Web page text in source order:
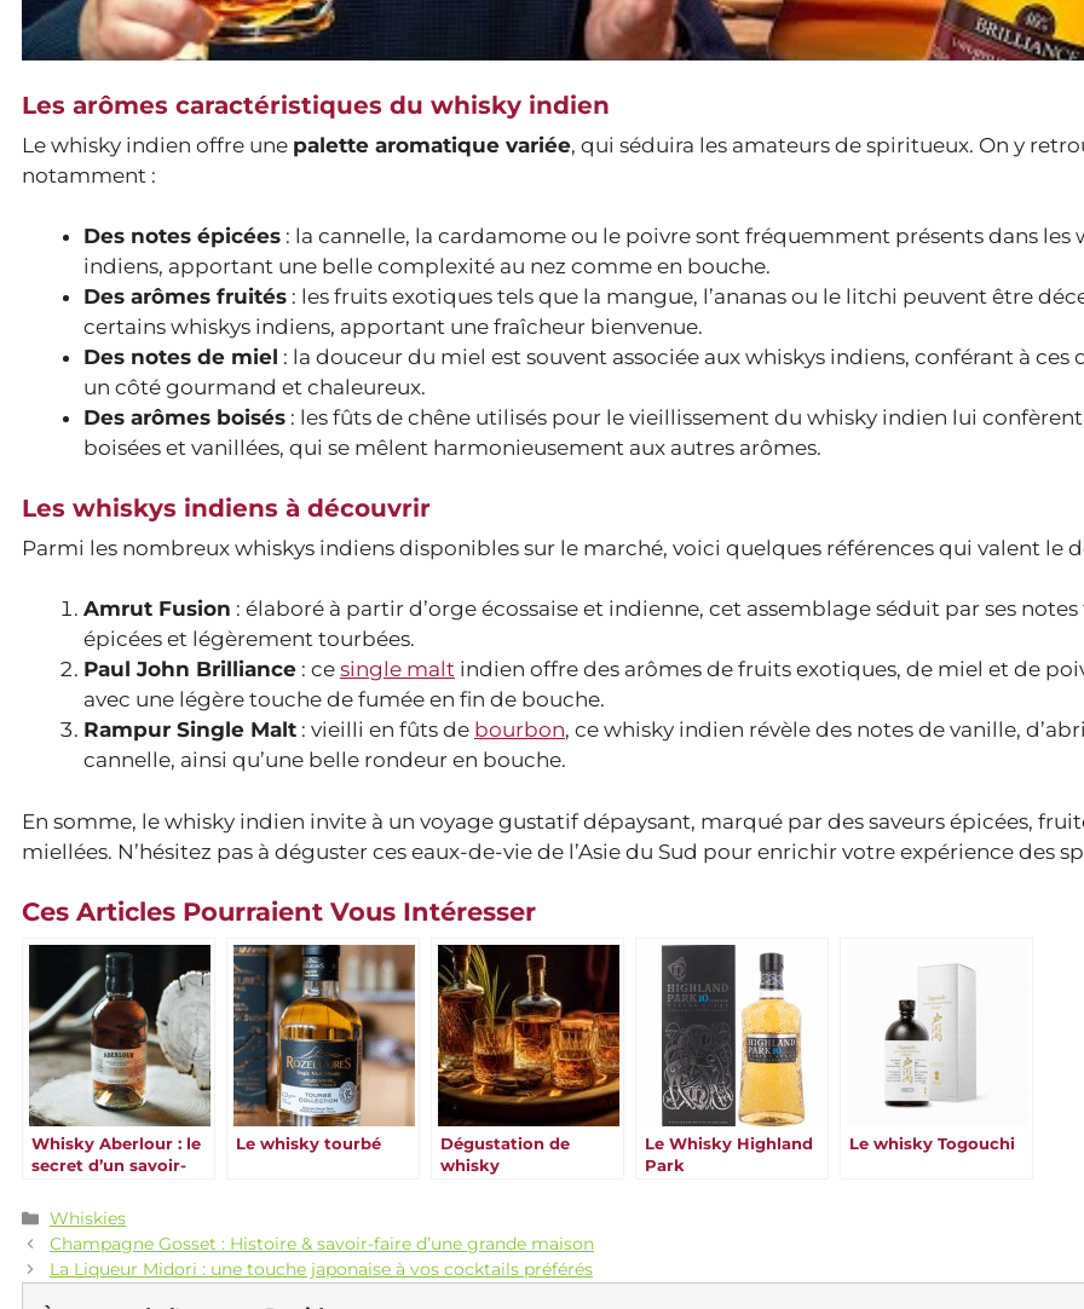
Les arômes caractéristiques du whisky indien
Le whisky indien offre une palette aromatique variée, qui séduira les amateurs de spiritueux. On y
notamment :
Des notes épicées : la cannelle, la cardamome ou le poivre sont fréquemment présents dans les
indiens, apportant une belle complexité au nez comme en bouche.
Des arômes fruités : les fruits exotiques tels que la mangue, l’ananas ou le litchi peuvent être
certains whiskys indiens, apportant une fraîcheur bienvenue.
Des notes de miel : la douceur du miel est souvent associée aux whiskys indiens, conférant à ces
un côté gourmand et chaleureux.
Des arômes boisés : les fûts de chêne utilisés pour le vieillissement du whisky indien lui
boisées et vanillées, qui se mêlent harmonieusement aux autres arômes.
Les whiskys indiens à découvrir
Parmi les nombreux whiskys indiens disponibles sur le marché, voici quelques références qui valent le
Amrut Fusion : élaboré à partir d’orge écossaise et indienne, cet assemblage séduit par ses
épicées et légèrement tourbées.
Paul John Brilliance : ce single malt indien offre des arômes de fruits exotiques, de miel et de
avec une légère touche de fumée en fin de bouche.
Rampur Single Malt : vieilli en fûts de bourbon, ce whisky indien révèle des notes de vanille,
cannelle, ainsi qu’une belle rondeur en bouche.
En somme, le whisky indien invite à un voyage gustatif dépaysant, marqué par des saveurs épicées,
miellées. N’hésitez pas à déguster ces eaux-de-vie de l’Asie du Sud pour enrichir votre expérience des
Ces Articles Pourraient Vous Intéresser
Whisky Aberlour : le
secret d’un savoir-
Le whisky tourbé
Dégustation de
whisky
Le Whisky Highland
Park
Le whisky Togouchi
Catégories
Whiskies
Champagne Gosset : Histoire & savoir-faire d’une grande maison
La Liqueur Midori : une touche japonaise à vos cocktails préférés